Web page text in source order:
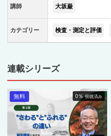
講師 大坂巌
カテゴリー 検査・測定と評価
連載シリーズ
0％視聴済み
無料